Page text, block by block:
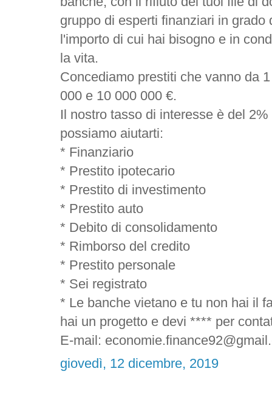
gruppo di esperti finanziari in grado
l'importo di cui hai bisogno e in
la vita.
Concediamo prestiti che vanno da
000 e 10 000 000 €.
Il nostro tasso di interesse è del
possiamo aiutarti:
* Finanziario
* Prestito ipotecario
* Prestito di investimento
* Prestito auto
* Debito di consolidamento
* Rimborso del credito
* Prestito personale
* Sei registrato
* Le banche vietano e tu non hai il
hai un progetto e devi **** per
E-mail:
giovedì, 12 dicembre, 2019